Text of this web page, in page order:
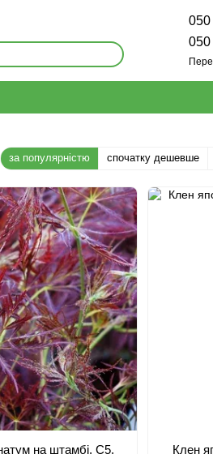
050
050
за популярністю спочатку дешевше
на штамбі, С5,
Клен